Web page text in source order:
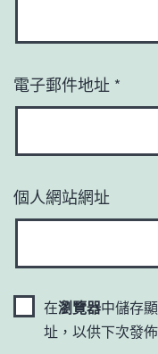
電子郵件地址 *
個人網站網址
在瀏覽器中儲存
址，以供下次發